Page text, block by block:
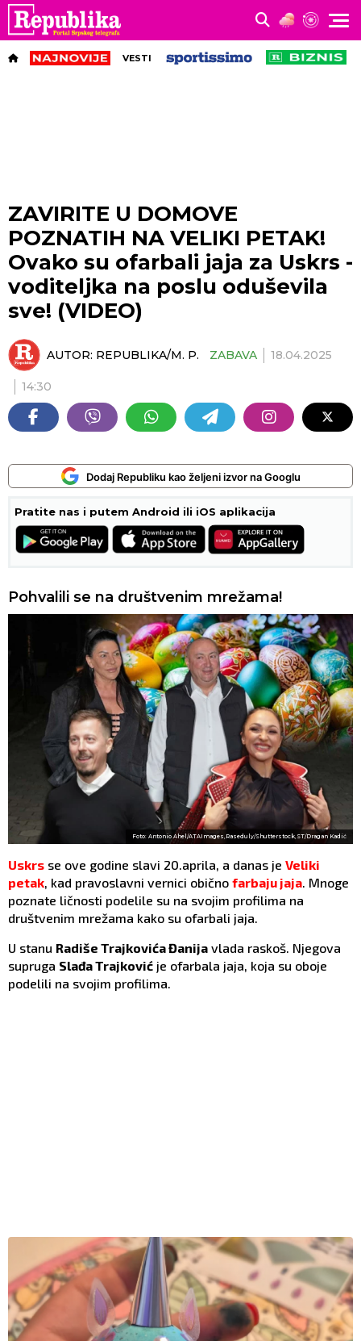
VESTI
ZAVIRITE U DOMOVE
POZNATIH NA VELIKI PETAK!
Ovako su ofarbali jaja za Uskrs -
voditeljka na poslu oduševila
sve! (VIDEO)
AUTOR: REPUBLIKA/M. P. ZABAVA 18.04.2025
14:30
Dodaj Republiku kao željeni izvor na Googlu
Pratite nas i putem Android ili iOS aplikacija
Pohvalili se na društvenim mrežama!
Foto: Antonio Ahel/ATAImages,Raseduly/Shutterstock,ST/Dragan Kadić
Uskrs se ove godine slavi 20.aprila, a danas je Veliki
petak, kad pravoslavni vernici obično farbaju jaja. Mnoge
poznate ličnosti podelile su na svojim profilima na
društvenim mrežama kako su ofarbali jaja.
U stanu Radiše Trajkovića Đanija vlada raskoš. Njegova
supruga Slađa Trajković je ofarbala jaja, koja su oboje
podelili na svojim profilima.